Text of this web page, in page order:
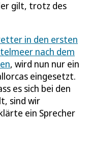
gilt, trotz des
in den ersten
nach dem
, wird nun nur ein
eingesetzt.
es sich bei den
sind wir
ein Sprecher